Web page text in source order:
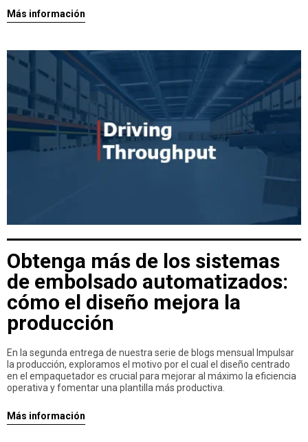
Más información
Obtenga más de los sistemas
de embolsado automatizados:
cómo el diseño mejora la
producción
En la segunda entrega de nuestra serie de blogs mensual Impulsar
la producción, exploramos el motivo por el cual el diseño centrado
en el empaquetador es crucial para mejorar al máximo la eficiencia
operativa y fomentar una plantilla más productiva.
Más información